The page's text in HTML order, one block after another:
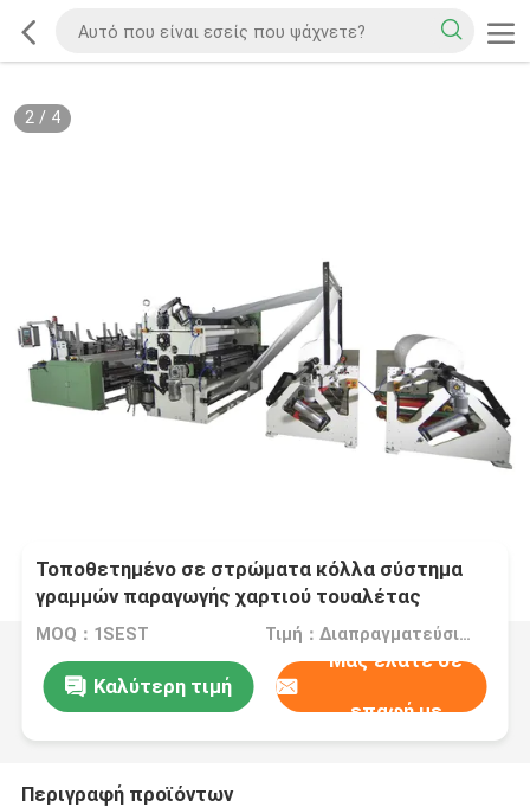
2/ 4
Τοποθετημένο σε στρώματα κόλλα σύστημα
γραμμών παραγωγής χαρτιού τουαλέτας
πετσετών κουζινών
MOQ：1SEST Τιμή：Διαπραγματεύσιμος
Καλύτερη τιμή
Μας ελάτε σε
επαφή με
Περιγραφή προϊόντων